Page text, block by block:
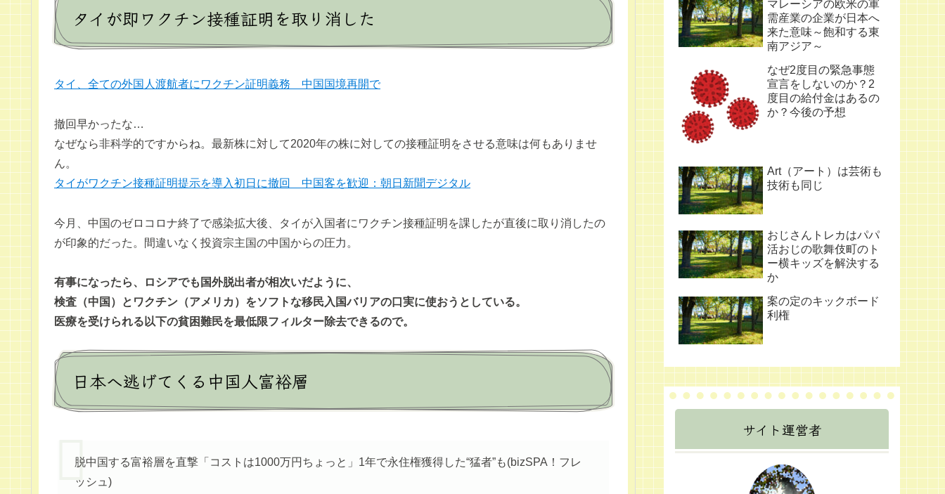
タイが即ワクチン接種証明を取り消した
タイ、全ての外国人渡航者にワクチン証明義務 中国国境再開で
撤回早かったな…
なぜなら非科学的ですからね。最新株に対して2020年の株に対しての接種証明をさせる意味は何もありませ
ん。
タイがワクチン接種証明提示を導入初日に撤回 中国客を歓迎：朝日新聞デジタル
今月、中国のゼロコロナ終了で感染拡大後、タイが入国者にワクチン接種証明を課したが直後に取り消したの
が印象的だった。間違いなく投資宗主国の中国からの圧力。
有事になったら、ロシアでも国外脱出者が相次いだように、
検査（中国）とワクチン（アメリカ）をソフトな移民入国バリアの口実に使おうとしている。
医療を受けられる以下の貧困難民を最低限フィルター除去できるので。
日本へ逃げてくる中国人富裕層
脱中国する富裕層を直撃「コストは1000万円ちょっと」1年で永住権獲得した“猛者”も(bizSPA！フレ
ッシュ)
マレーシアの欧米の軍
需産業の企業が日本へ
来た意味～飽和する東
南アジア～
なぜ2度目の緊急事態
宣言をしないのか？2
度目の給付金はあるの
か？今後の予想
Art（アート）は芸術も
技術も同じ
おじさんトレカはパパ
活おじの歌舞伎町のト
ー横キッズを解決する
か
案の定のキックボード
利権
サイト運営者